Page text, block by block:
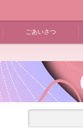
ごあいさつ